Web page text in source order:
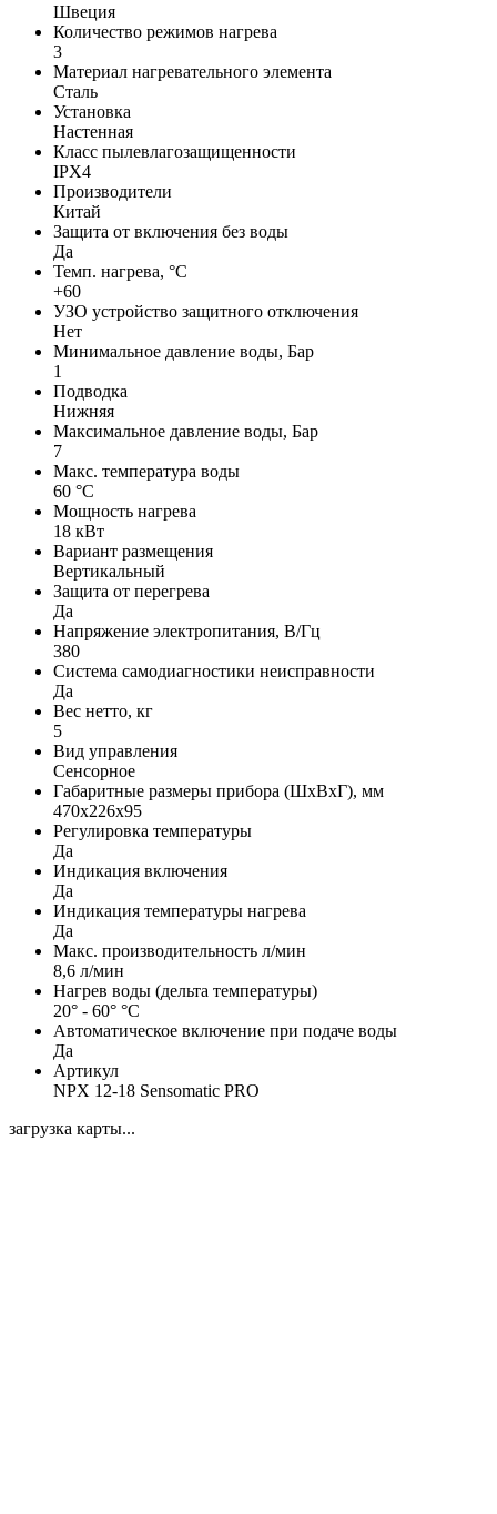
Швеция
Количество режимов нагрева
3
Материал нагревательного элемента
Сталь
Установка
Настенная
Класс пылевлагозащищенности
IPX4
Производители
Китай
Защита от включения без воды
Да
Темп. нагрева, °С
+60
УЗО устройство защитного отключения
Нет
Минимальное давление воды, Бар
1
Подводка
Нижняя
Максимальное давление воды, Бар
7
Макс. температура воды
60 °С
Мощность нагрева
18 кВт
Вариант размещения
Вертикальный
Защита от перегрева
Да
Напряжение электропитания, В/Гц
380
Система самодиагностики неисправности
Да
Вес нетто, кг
5
Вид управления
Сенсорное
Габаритные размеры прибора (ШхВхГ), мм
470х226х95
Регулировка температуры
Да
Индикация включения
Да
Индикация температуры нагрева
Да
Макс. производительность л/мин
8,6 л/мин
Нагрев воды (дельта температуры)
20° - 60° °С
Автоматическое включение при подаче воды
Да
Артикул
NPX 12-18 Sensomatic PRO
загрузка карты...